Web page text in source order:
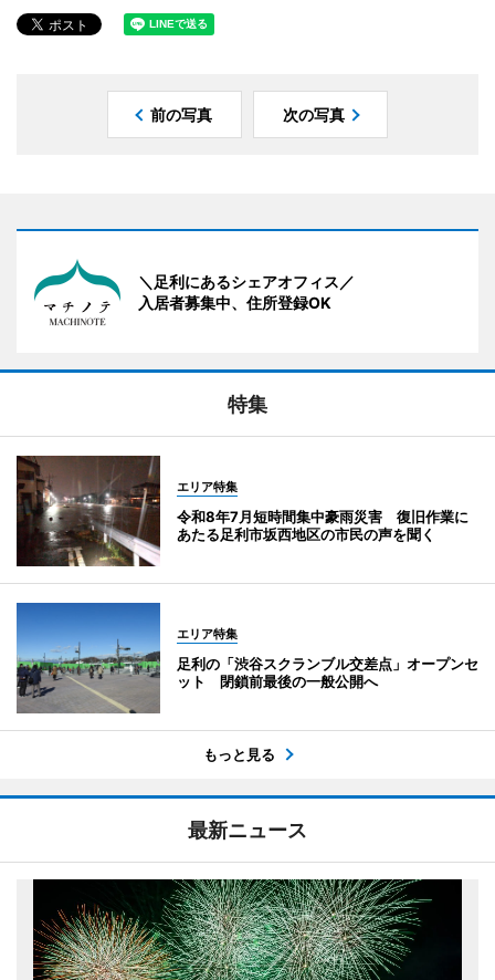
前の写真 次の写真
＼足利にあるシェアオフィス／
入居者募集中、住所登録OK
特集
エリア特集
令和8年7月短時間集中豪雨災害 復旧作業に
あたる足利市坂西地区の市民の声を聞く
エリア特集
足利の「渋谷スクランブル交差点」オープンセ
ット 閉鎖前最後の一般公開へ
もっと見る
最新ニュース